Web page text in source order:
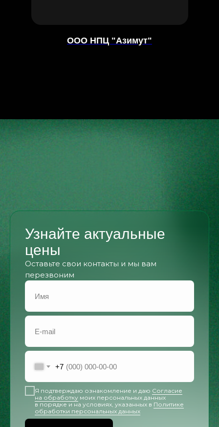
ООО НПЦ "Азимут"
Узнайте актуальные
цены
Оставьте свои контакты и мы вам
перезвоним
+7
Я подтверждаю ознакомление и даю Согласие
на обработку моих персональных данных
в порядке и на условиях, указанных в Политике
обработки персональных данных